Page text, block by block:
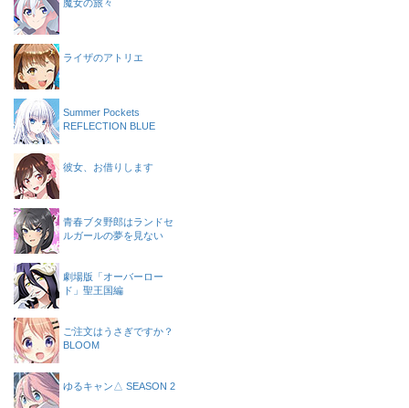
魔女の旅々
ライザのアトリエ
Summer Pockets
REFLECTION BLUE
彼女、お借りします
青春ブタ野郎はランドセ
ルガールの夢を見ない
劇場版「オーバーロー
ド」聖王国編
ご注文はうさぎですか？
BLOOM
ゆるキャン△ SEASON 2